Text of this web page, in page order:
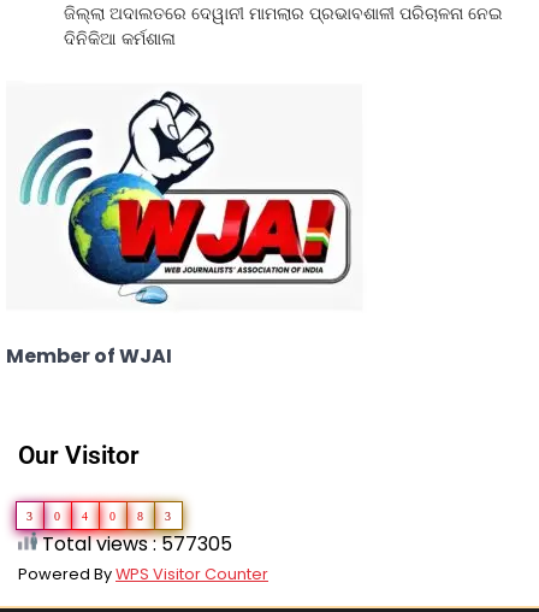
ଜିଲ୍ଲା ଅଦାଲତରେ ଦେୱାନୀ ମାମଲାର ପ୍ରଭାବଶାଳୀ ପରିଚାଳନା ନେଇ
ଦିନିକିଆ କର୍ମଶାଳା
Member of WJAI
Our Visitor
3 0 4 0 8 3
Total views : 577305
Powered ByWPS Visitor Counter